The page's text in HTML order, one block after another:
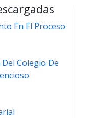
En El Proceso
Colegio De